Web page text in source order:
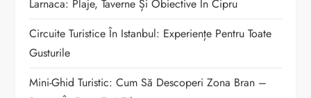
Larnaca: Plaje, Taverne Și Obiective În Cipru
Circuite Turistice În Istanbul: Experiențe Pentru Toate
Gusturile
Mini-Ghid Turistic: Cum Să Descoperi Zona Bran –